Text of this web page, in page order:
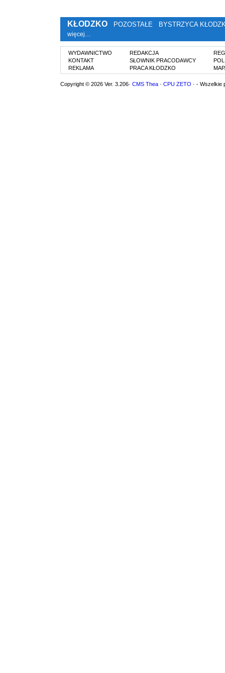
KŁODZKO POZOSTAŁE BYSTRZYCA
więcej…
WYDAWNICTWO
KONTAKT
REKLAMA
REDAKCJA
SŁOWNIK PRACODAWCY
PRACA KŁODZKO
Copyright © 2026 Ver. 3.206· CMS Thea · CPU ZETO · - Wszelkie